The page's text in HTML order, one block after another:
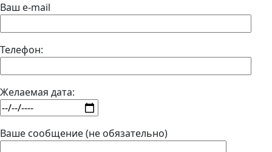
Ваш e-mail
Телефон:
Желаемая дата:
Ваше сообщение (не обязательно)